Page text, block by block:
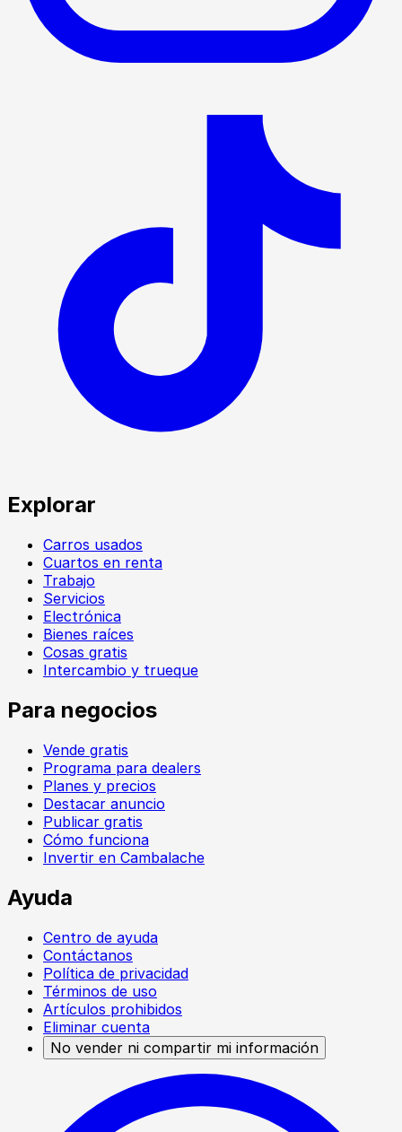
Explorar
Carros usados
Cuartos en renta
Trabajo
Servicios
Electrónica
Bienes raíces
Cosas gratis
Intercambio y trueque
Para negocios
Vende gratis
Programa para dealers
Planes y precios
Destacar anuncio
Publicar gratis
Cómo funciona
Invertir en Cambalache
Ayuda
Centro de ayuda
Contáctanos
Política de privacidad
Términos de uso
Artículos prohibidos
Eliminar cuenta
No vender ni compartir mi información